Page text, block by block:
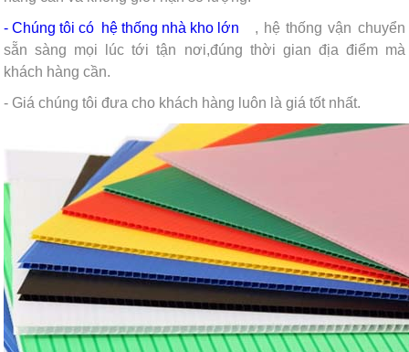
- Chúng tôi có hệ thống nhà kho lớn
, hệ thống vận chuyển
sẵn sàng mọi lúc tới tận nơi,đúng thời gian địa điểm mà
khách hàng cần.
- Giá chúng tôi đưa cho khách hàng luôn là giá tốt nhất.